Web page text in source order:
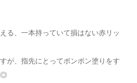
る、一本持っていて損はない赤リッ
が、指先にとってポンポン塗りをす
◎